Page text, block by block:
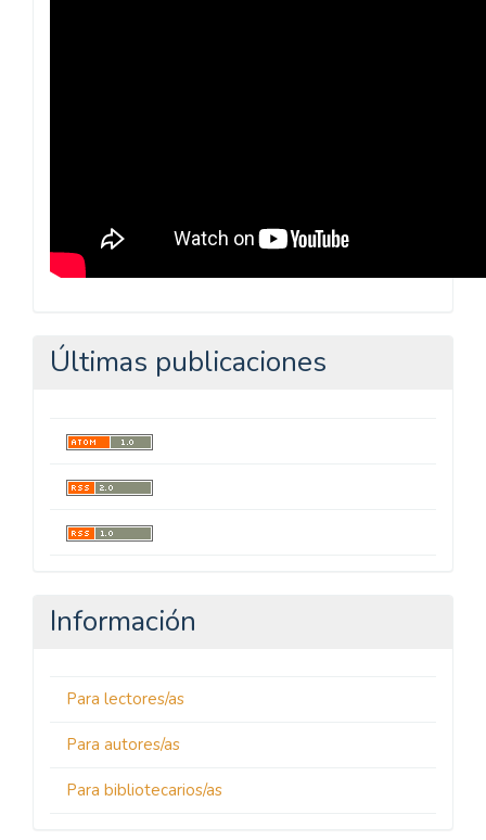
Últimas publicaciones
Información
Para lectores/as
Para autores/as
Para bibliotecarios/as